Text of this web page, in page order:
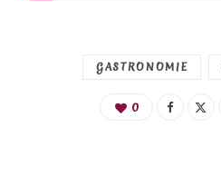
GASTRONOMIE
0